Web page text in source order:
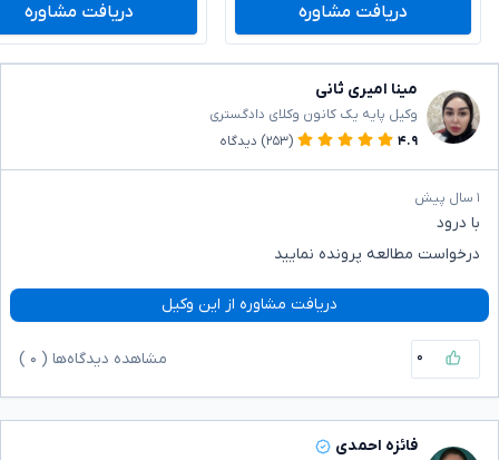
دریافت مشاوره دریافت مشاوره
مینا امیری ثانی
وکیل پایه یک کانون وکلای دادگستری
۴.۹
(۲۵۳) دیدگاه
۱ سال پیش
با درود
درخواست مطالعه پرونده نمایید
دریافت مشاوره از این وکیل
۰ مشاهده دیدگاه‌ها ( ۰
فائزه احمدی